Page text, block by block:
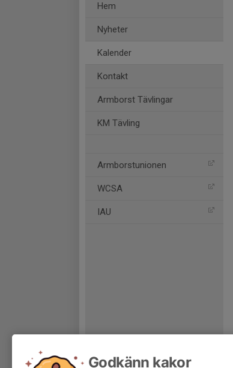
Hem
Nyheter
Kalender
Kontakt
Armborst Tävlingar
KM Tävling
Armborstunionen
WCSA
IAU
Godkänn kakor